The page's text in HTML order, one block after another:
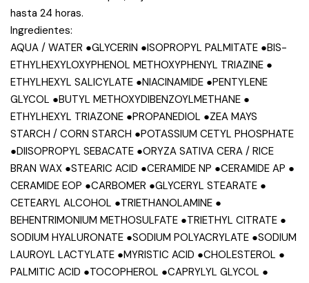
hasta 24 horas.
Ingredientes:
AQUA / WATER ●​GLYCERIN ●​ISOPROPYL PALMITATE ●​BIS-
ETHYLHEXYLOXYPHENOL METHOXYPHENYL TRIAZINE ●​
ETHYLHEXYL SALICYLATE ●​NIACINAMIDE ●​PENTYLENE
GLYCOL ●​BUTYL METHOXYDIBENZOYLMETHANE ●​
ETHYLHEXYL TRIAZONE ●​PROPANEDIOL ●​ZEA MAYS
STARCH / CORN STARCH ●​POTASSIUM CETYL PHOSPHATE
●​DIISOPROPYL SEBACATE ●​ORYZA SATIVA CERA / RICE
BRAN WAX ●​STEARIC ACID ●​CERAMIDE NP ●​CERAMIDE AP ●​
CERAMIDE EOP ●​CARBOMER ●​GLYCERYL STEARATE ●​
CETEARYL ALCOHOL ●​TRIETHANOLAMINE ●​
BEHENTRIMONIUM METHOSULFATE ●​TRIETHYL CITRATE ●​
SODIUM HYALURONATE ●​SODIUM POLYACRYLATE ●​SODIUM
LAUROYL LACTYLATE ●​MYRISTIC ACID ●​CHOLESTEROL ●​
PALMITIC ACID ●​TOCOPHEROL ●​CAPRYLYL GLYCOL ●​